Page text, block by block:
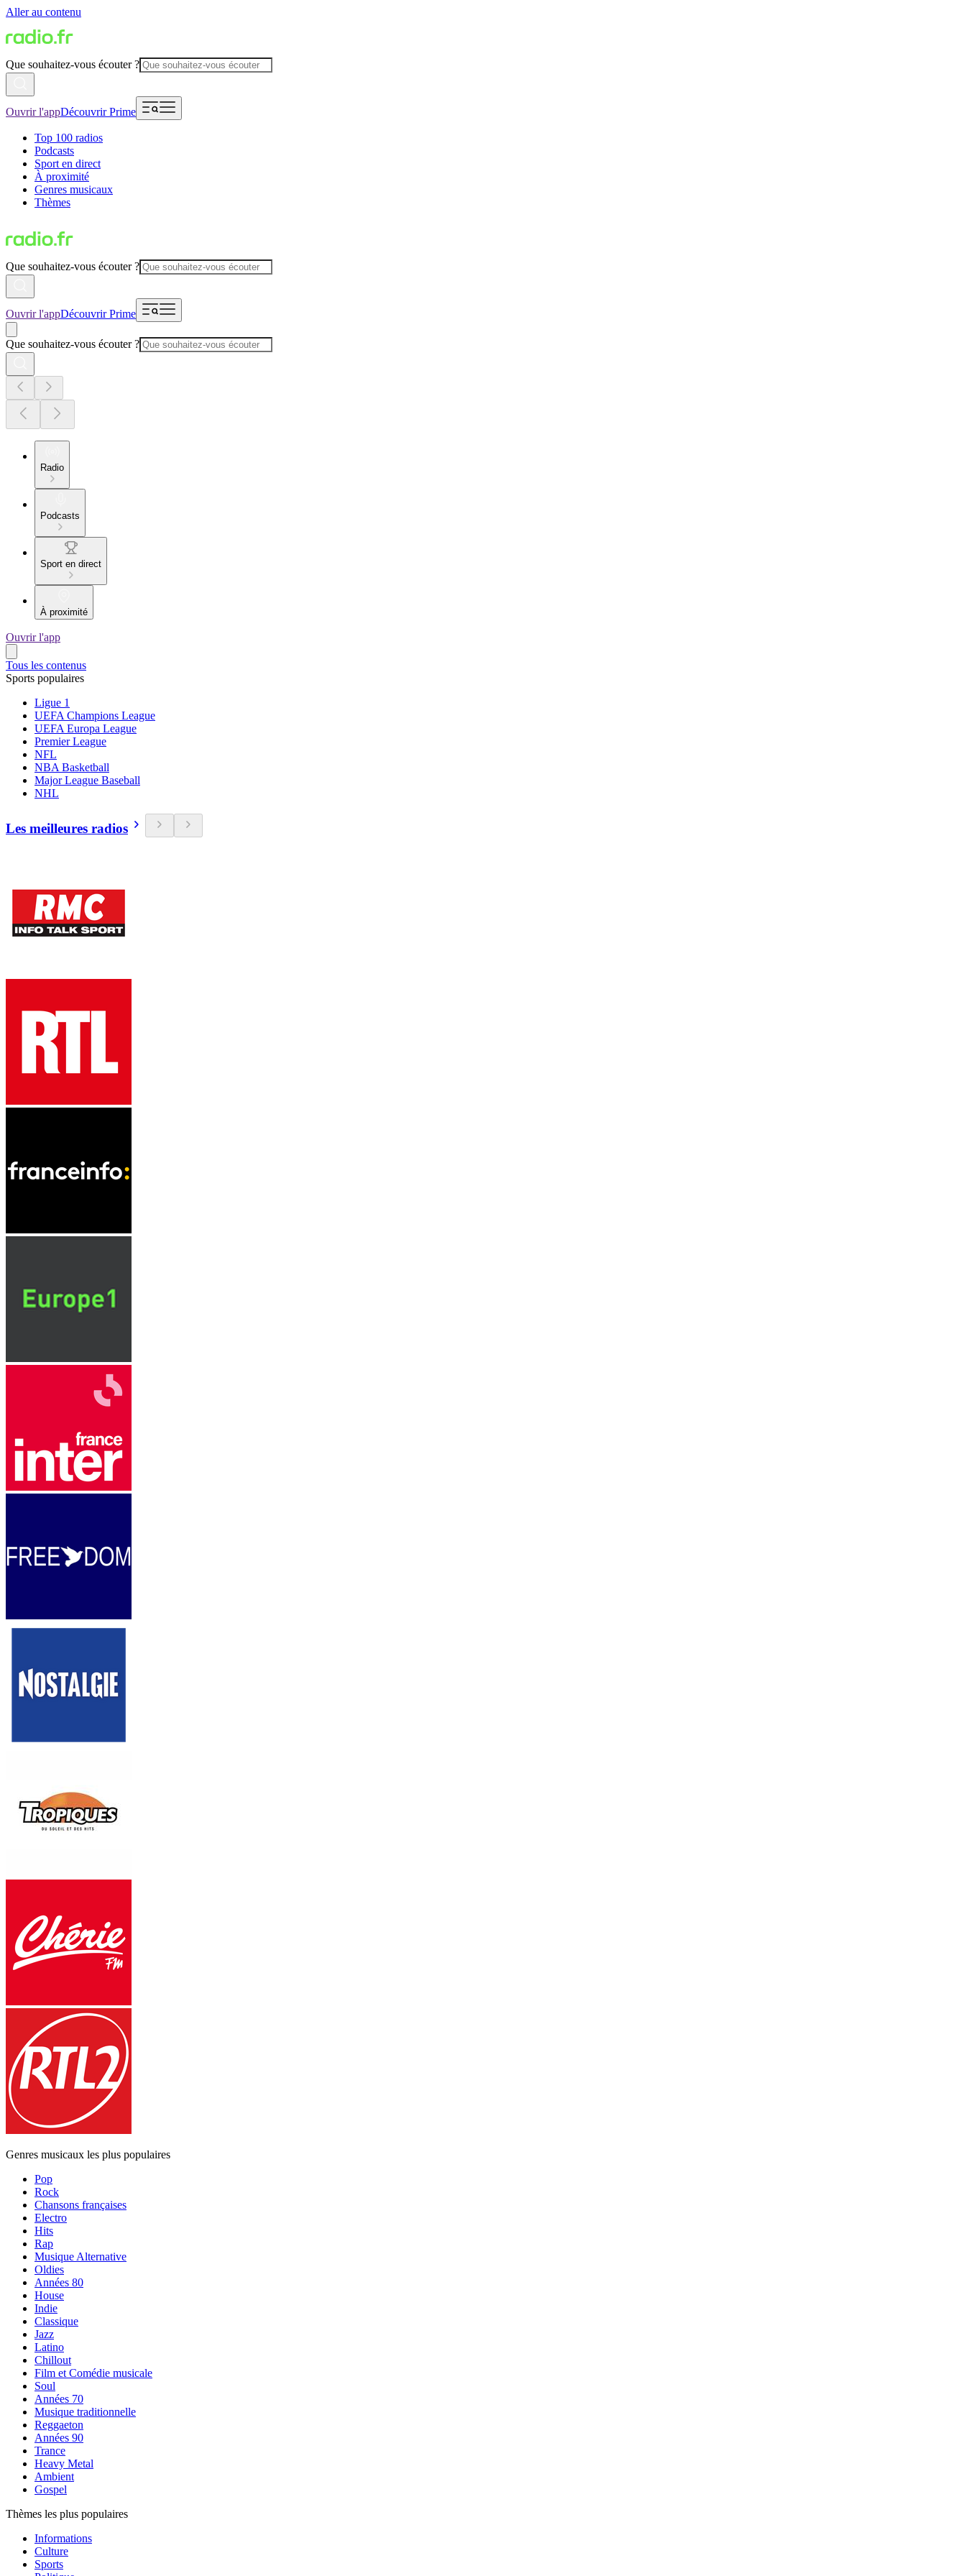
Aller au contenu
Que souhaitez-vous écouter ?
Ouvrir l'appDécouvrir Prime
Top 100 radios
Podcasts
Sport en direct
À proximité
Genres musicaux
Thèmes
Que souhaitez-vous écouter ?
Ouvrir l'appDécouvrir Prime
Que souhaitez-vous écouter ?
Radio
Podcasts
Sport en direct
À proximité
Ouvrir l'app
Tous les contenus
Sports populaires
Ligue 1
UEFA Champions League
UEFA Europa League
Premier League
NFL
NBA Basketball
Major League Baseball
NHL
Les meilleures radios
Genres musicaux les plus populaires
Pop
Rock
Chansons françaises
Electro
Hits
Rap
Musique Alternative
Oldies
Années 80
House
Indie
Classique
Jazz
Latino
Chillout
Film et Comédie musicale
Soul
Années 70
Musique traditionnelle
Reggaeton
Années 90
Trance
Heavy Metal
Ambient
Gospel
Thèmes les plus populaires
Informations
Culture
Sports